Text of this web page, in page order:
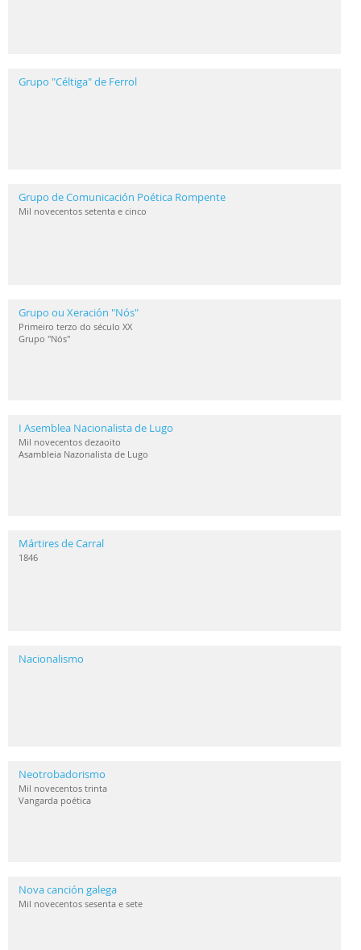
Grupo "Céltiga" de Ferrol
Grupo de Comunicación Poética Rompente
Mil novecentos setenta e cinco
Grupo ou Xeración "Nós"
Primeiro terzo do século XX
Grupo "Nós"
I Asemblea Nacionalista de Lugo
Mil novecentos dezaoito
Asambleia Nazonalista de Lugo
Mártires de Carral
1846
Nacionalismo
Neotrobadorismo
Mil novecentos trinta
Vangarda poética
Nova canción galega
Mil novecentos sesenta e sete